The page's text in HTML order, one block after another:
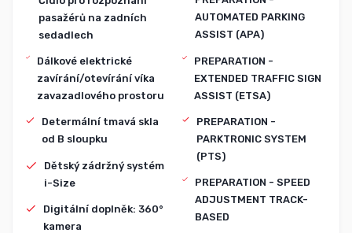
pasažérů na zadních
sedadlech
Dálkové elektrické
zavírání/otevírání víka
zavazadlového prostoru
Determální tmavá skla
od B sloupku
Dětský zádržný systém
i-Size
Digitální doplněk: 360°
kamera
AUTOMATED PARKING
ASSIST (APA)
PREPARATION -
EXTENDED TRAFFIC SIGN
ASSIST (ETSA)
PREPARATION -
PARKTRONIC SYSTEM
(PTS)
PREPARATION - SPEED
ADJUSTMENT TRACK-
BASED